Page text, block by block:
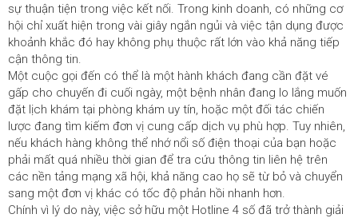
sự thuận tiện trong việc kết nối. Trong kinh doanh, có những cơ
hội chỉ xuất hiện trong vài giây ngắn ngủi và việc tận dụng được
khoảnh khắc đó hay không phụ thuộc rất lớn vào khả năng tiếp
cận thông tin.
Một cuộc gọi đến có thể là một hành khách đang cần đặt vé
gấp cho chuyến đi cuối ngày, một bệnh nhân đang lo lắng muốn
đặt lịch khám tại phòng khám uy tín, hoặc một đối tác chiến
lược đang tìm kiếm đơn vị cung cấp dịch vụ phù hợp. Tuy nhiên,
nếu khách hàng không thể nhớ nổi số điện thoại của bạn hoặc
phải mất quá nhiều thời gian để tra cứu thông tin liên hệ trên
các nền tảng mạng xã hội, khả năng cao họ sẽ từ bỏ và chuyển
sang một đơn vị khác có tốc độ phản hồi nhanh hơn.
Chính vì lý do này, việc sở hữu một Hotline 4 số đã trở thành giải